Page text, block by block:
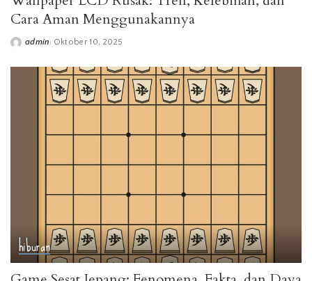
Cara Aman Menggunakannya
Posted
admin Oktober 10, 2025
hiburan